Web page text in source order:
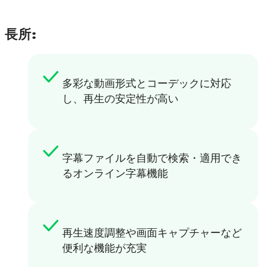
長所:
多彩な動画形式とコーデックに対応
し、再生の安定性が高い
字幕ファイルを自動で検索・適用でき
るオンライン字幕機能
再生速度調整や画面キャプチャーなど
便利な機能が充実